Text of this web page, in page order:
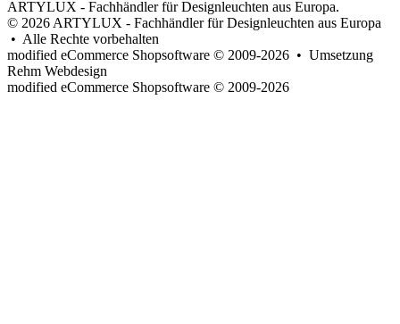
ARTYLUX - Fachhändler für Designleuchten aus Europa.
© 2026 ARTYLUX - Fachhändler für Designleuchten aus Europa
• Alle Rechte vorbehalten
modified eCommerce Shopsoftware © 2009-2026 • Umsetzung
Rehm Webdesign
modified eCommerce Shopsoftware © 2009-2026